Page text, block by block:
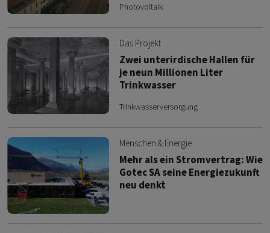
Photovoltaik
Das Projekt
Zwei unterirdische Hallen für
je neun Millionen Liter
Trinkwasser
Trinkwasserversorgung
Menschen & Energie
Mehr als ein Stromvertrag: Wie
Gotec SA seine Energiezukunft
neu denkt